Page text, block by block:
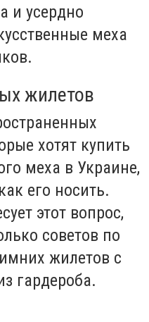
и усердно
меха
жилетов
хотят купить
меха в Украине,
его носить.
этот вопрос,
советов по
жилетов с
гардероба.